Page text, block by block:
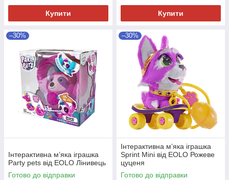
Купити Купити
–30%
Інтерактивна м’яка іграшка
Party pets від EOLO Лінивець
Готово до відправки
–30%
Інтерактивна м’яка іграшка
Sprint Mini від EOLO Рожеве
цуценя
Готово до відправки